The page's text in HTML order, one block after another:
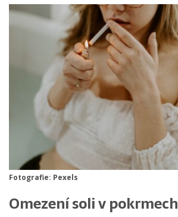
Fotografie: Pexels
Omezení soli v pokrmech